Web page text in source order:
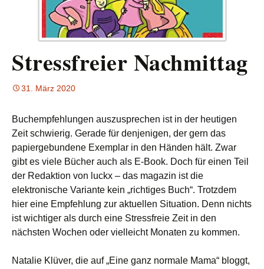
Stressfreier Nachmittag
31. März 2020
Buchempfehlungen auszusprechen ist in der heutigen
Zeit schwierig. Gerade für denjenigen, der gern das
papiergebundene Exemplar in den Händen hält. Zwar
gibt es viele Bücher auch als E-Book. Doch für einen Teil
der Redaktion von luckx – das magazin ist die
elektronische Variante kein „richtiges Buch“. Trotzdem
hier eine Empfehlung zur aktuellen Situation. Denn nichts
ist wichtiger als durch eine Stressfreie Zeit in den
nächsten Wochen oder vielleicht Monaten zu kommen.
Natalie Klüver, die auf „Eine ganz normale Mama“ bloggt,